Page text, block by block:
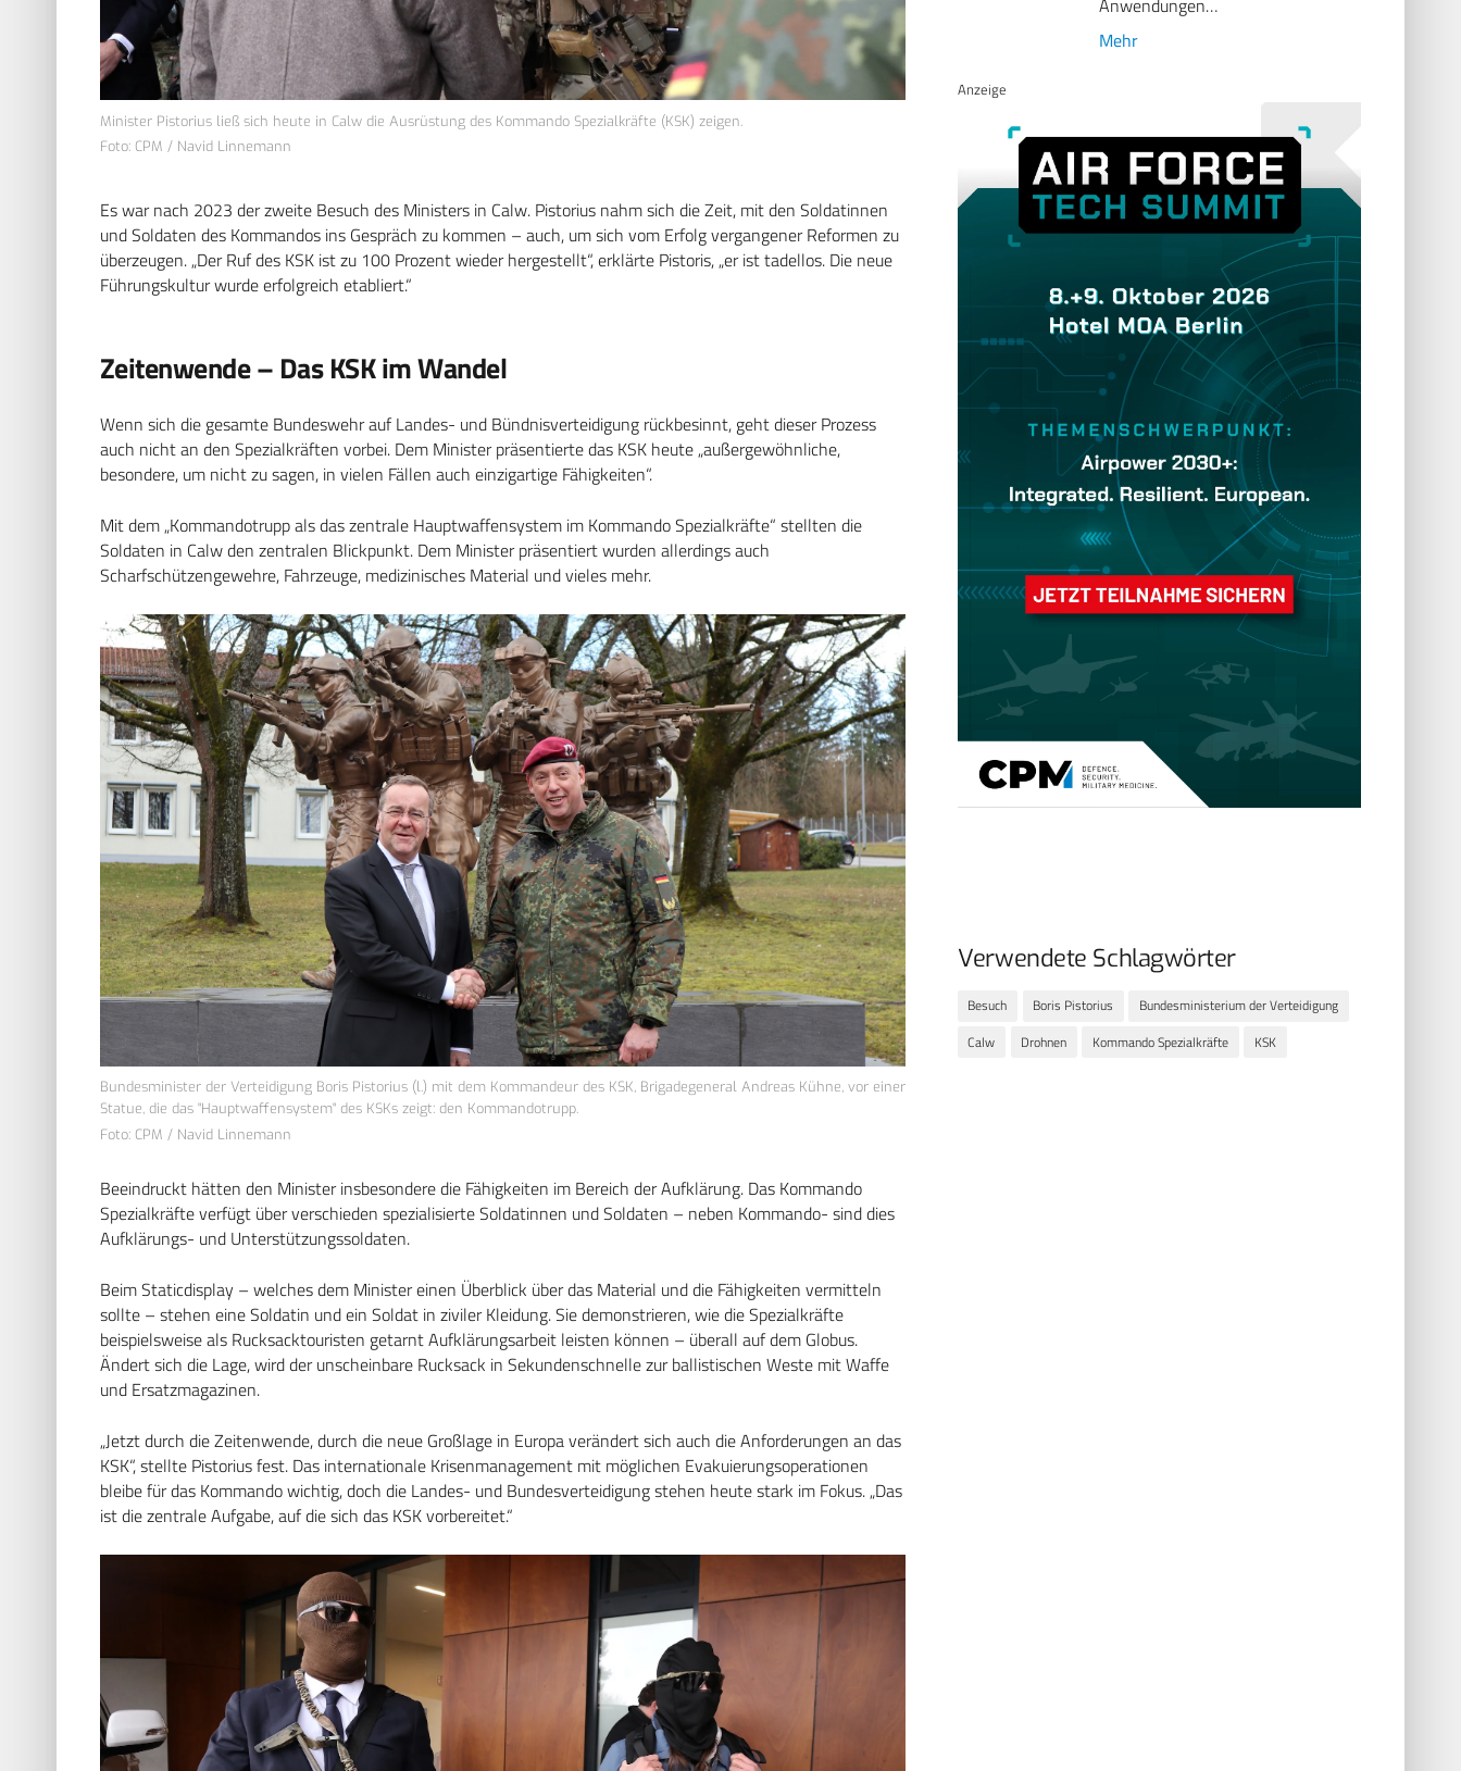
Minister Pistorius ließ sich heute in Calw die Ausrüstung des Kommando Spezialkräfte (KSK) zeigen.
Foto: CPM / Navid Linnemann
Es war nach 2023 der zweite Besuch des Ministers in Calw. Pistorius nahm sich die Zeit, mit den Soldatinnen
und Soldaten des Kommandos ins Gespräch zu kommen – auch, um sich vom Erfolg vergangener Reformen zu
überzeugen. „Der Ruf des KSK ist zu 100 Prozent wieder hergestellt“, erklärte Pistoris, „er ist tadellos. Die neue
Führungskultur wurde erfolgreich etabliert.“
Zeitenwende – Das KSK im Wandel
Wenn sich die gesamte Bundeswehr auf Landes- und Bündnisverteidigung rückbesinnt, geht dieser Prozess
auch nicht an den Spezialkräften vorbei. Dem Minister präsentierte das KSK heute „außergewöhnliche,
besondere, um nicht zu sagen, in vielen Fällen auch einzigartige Fähigkeiten“.
Mit dem „Kommandotrupp als das zentrale Hauptwaffensystem im Kommando Spezialkräfte“ stellten die
Soldaten in Calw den zentralen Blickpunkt. Dem Minister präsentiert wurden allerdings auch
Scharfschützengewehre, Fahrzeuge, medizinisches Material und vieles mehr.
Bundesminister der Verteidigung Boris Pistorius (l.) mit dem Kommandeur des KSK, Brigadegeneral Andreas Kühne, vor einer
Statue, die das "Hauptwaffensystem" des KSKs zeigt: den Kommandotrupp.
Foto: CPM / Navid Linnemann
Beeindruckt hätten den Minister insbesondere die Fähigkeiten im Bereich der Aufklärung. Das Kommando
Spezialkräfte verfügt über verschieden spezialisierte Soldatinnen und Soldaten – neben Kommando- sind dies
Aufklärungs- und Unterstützungssoldaten.
Beim Staticdisplay – welches dem Minister einen Überblick über das Material und die Fähigkeiten vermitteln
sollte – stehen eine Soldatin und ein Soldat in ziviler Kleidung. Sie demonstrieren, wie die Spezialkräfte
beispielsweise als Rucksacktouristen getarnt Aufklärungsarbeit leisten können – überall auf dem Globus.
Ändert sich die Lage, wird der unscheinbare Rucksack in Sekundenschnelle zur ballistischen Weste mit Waffe
und Ersatzmagazinen.
„Jetzt durch die Zeitenwende, durch die neue Großlage in Europa verändert sich auch die Anforderungen an das
KSK“, stellte Pistorius fest. Das internationale Krisenmanagement mit möglichen Evakuierungsoperationen
bleibe für das Kommando wichtig, doch die Landes- und Bundesverteidigung stehen heute stark im Fokus. „Das
ist die zentrale Aufgabe, auf die sich das KSK vorbereitet.“
Anwendungen…
Mehr
Anzeige
Verwendete Schlagwörter
Besuch Boris Pistorius
Bundesministerium der Verteidigung
Calw
Drohnen Kommando Spezialkräfte KSK